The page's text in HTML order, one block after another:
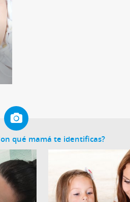
qué mamá te identificas?